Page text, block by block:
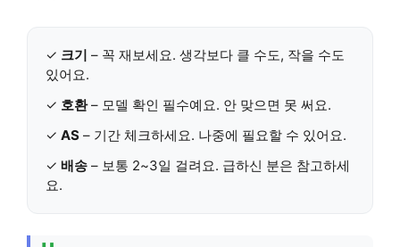
✓ 크기 – 꼭 재보세요. 생각보다 클 수도, 작을 수도
있어요.
✓ 호환– 모델 확인 필수예요. 안 맞으면 못 써요.
✓ AS – 기간 체크하세요. 나중에 필요할 수 있어요.
✓ 배송 – 보통 2~3일 걸려요. 급하신 분은 참고하세
요.